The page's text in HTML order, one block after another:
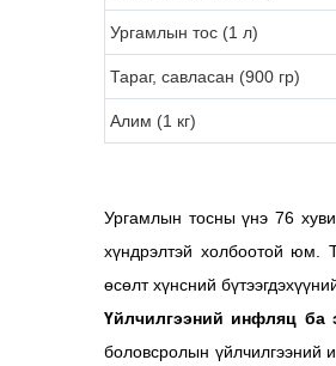
Ургамлын тос (1 л)
Тараг, савласан (900 гр)
Алим (1 кг)
Ургамлын тосны үнэ 76
хүндрэлтэй холбоотой юм.
өсөлт хүнсний
Үйлчилгээний инфляц ба
боловсролын үйлчилгээний